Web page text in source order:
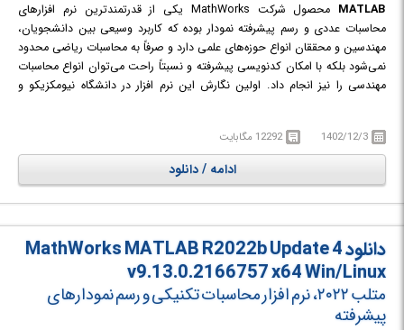
MATLAB
محصول شرکت MathWorks یکی از قدرتمندترین نرم افزارهای
محاسبات عددی و رسم پیشرفته نمودار بوده که کاربرد وسیعی بین دانشجویان،
مهندسین و محققان انواع حوزه‌های علمی دارد و صرفاً به محاسبات ریاضی محدود
نمی‌شود بلکه با امکان کدنویسی پیشرفته و نسبتاً راحت می‌توان انواع محاسبات
مهندسی را نیز انجام داد. اولین نگارش این نرم افزار در دانشگاه نیومکزیکو و
زمینه‌های متنوع مهندسی نظیر ریاضیات پیشرفته، جبر خطی، مخابرات و مهندسی
سیستم از آن استفاده می‌کنند. ریاضیات، زبان مشترک بسیاری از علوم مهندسی
است؛ ماتریس ها، معادلات دیفرانسیل، رشته‌های عددی اطلاعات، ترسیمات و
گراف‌ها از ابزار اصلی بکار گرفته در ریاضیات و نیز در این نرم افزار هستند.
1402/12/3 12292 مگابایت
ادامه / دانلود
دانلود MathWorks MATLAB R2022b Update 4
v9.13.0.2166757 x64 Win/Linux
متلب ۲۰۲۲، نرم افزار محاسبات تکنیکی و رسم نمودارهای
پیشرفته